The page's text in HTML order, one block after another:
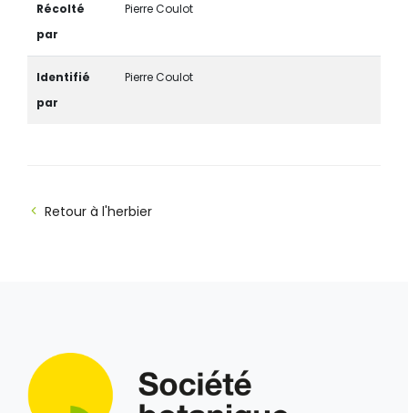
Récolté
par
Pierre Coulot
Identifié
par
Pierre Coulot
Retour à l'herbier